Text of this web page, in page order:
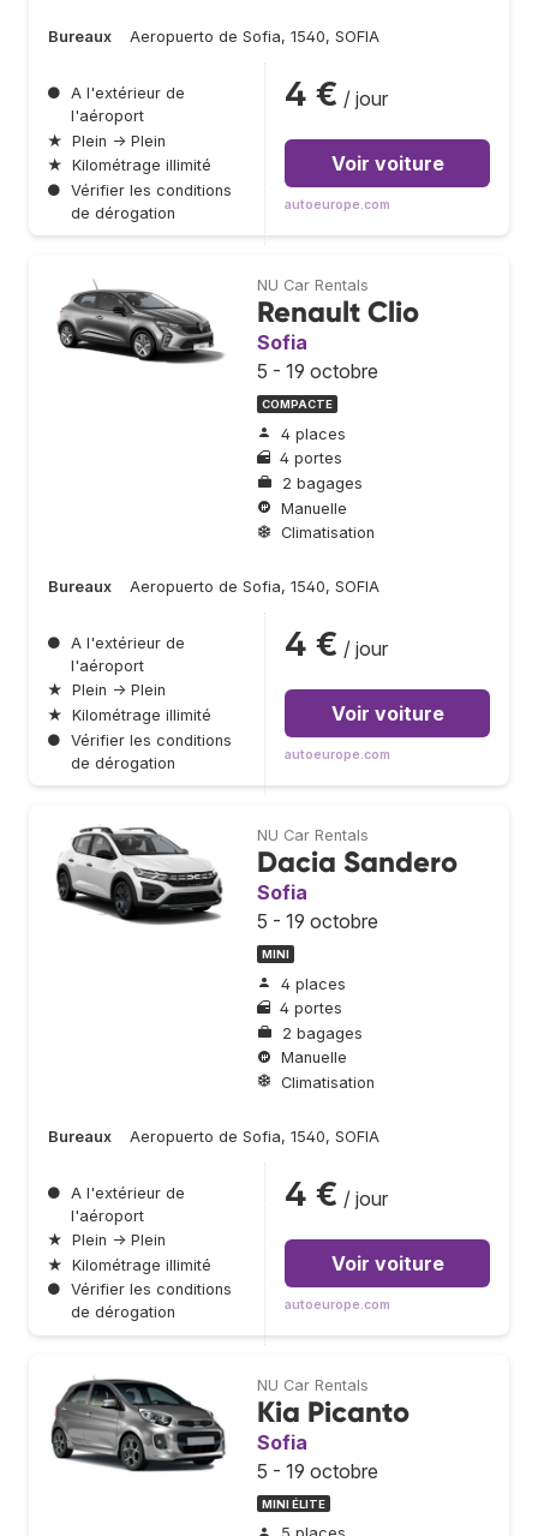
Bureaux Aeropuerto de Sofia, 1540, SOFIA
● A l'extérieur de
l'aéroport
★ Plein → Plein
★ Kilométrage illimité
● Vérifier les conditions
de dérogation
4 € / jour
Voir voiture
autoeurope.com
NU Car Rentals
Renault Clio
Sofia
5 - 19 octobre
COMPACTE
4 places
4 portes
2 bagages
Manuelle
Climatisation
Bureaux Aeropuerto de Sofia, 1540, SOFIA
● A l'extérieur de
l'aéroport
★ Plein → Plein
★ Kilométrage illimité
● Vérifier les conditions
de dérogation
4 € / jour
Voir voiture
autoeurope.com
NU Car Rentals
Dacia Sandero
Sofia
5 - 19 octobre
MINI
4 places
4 portes
2 bagages
Manuelle
Climatisation
Bureaux Aeropuerto de Sofia, 1540, SOFIA
● A l'extérieur de
l'aéroport
★ Plein → Plein
★ Kilométrage illimité
● Vérifier les conditions
de dérogation
4 € / jour
Voir voiture
autoeurope.com
NU Car Rentals
Kia Picanto
Sofia
5 - 19 octobre
MINI ÉLITE